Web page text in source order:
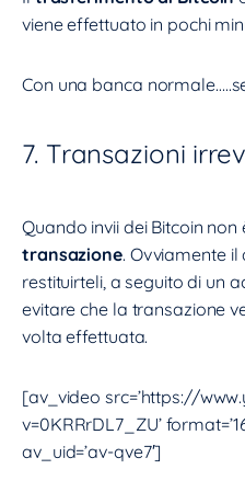
viene effettuato in pochi
Con una banca
7. Transazioni
Quando invii dei Bitcoin non
transazione. Ovviamente
restituirteli, a seguito di un
evitare che la transazione
volta effettuata.
[av_video src=’https://
v=0KRRrDL7_ZU’
av_uid=’av-qve7′]